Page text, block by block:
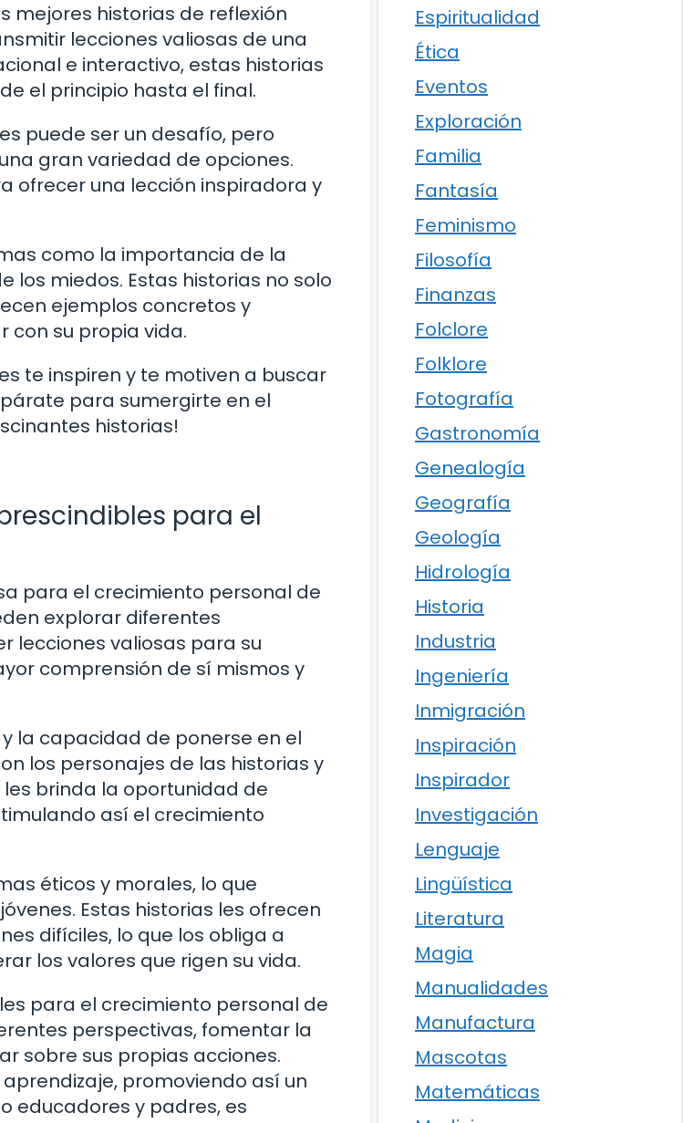
mejores historias de reflexión
lecciones valiosas de una
e interactivo, estas historias
el principio hasta el final.
puede ser un desafío, pero
gran variedad de opciones.
ofrecer una lección inspiradora y
como la importancia de la
los miedos. Estas historias no solo
ejemplos concretos y
con su propia vida.
te inspiren y te motiven a buscar
para sumergirte en el
historias!
para el
para el crecimiento personal de
explorar diferentes
lecciones valiosas para su
comprensión de sí mismos y
la capacidad de ponerse en el
los personajes de las historias y
brinda la oportunidad de
así el crecimiento
éticos y morales, lo que
Estas historias les ofrecen
difíciles, lo que los obliga a
los valores que rigen su vida.
para el crecimiento personal de
perspectivas, fomentar la
sobre sus propias acciones.
promoviendo así un
educadores y padres, es
Espiritualidad
Ética
Eventos
Exploración
Familia
Fantasía
Feminismo
Filosofía
Finanzas
Folclore
Folklore
Fotografía
Gastronomía
Genealogía
Geografía
Geología
Hidrología
Historia
Industria
Ingeniería
Inmigración
Inspiración
Inspirador
Investigación
Lenguaje
Lingüística
Literatura
Magia
Manualidades
Manufactura
Mascotas
Matemáticas